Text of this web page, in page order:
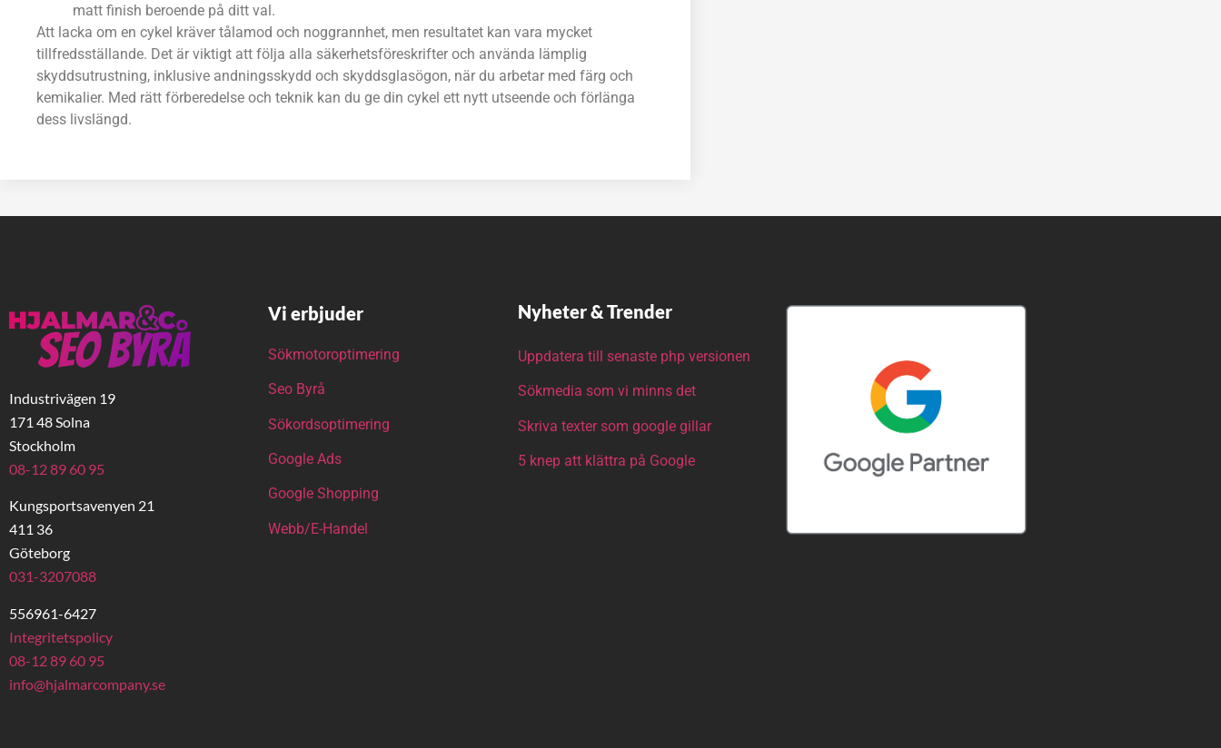
matt finish beroende på ditt val.
Att lacka om en cykel kräver tålamod och noggrannhet, men resultatet kan vara mycket
tillfredsställande. Det är viktigt att följa alla säkerhetsföreskrifter och använda lämplig
skyddsutrustning, inklusive andningsskydd och skyddsglasögon, när du arbetar med färg och
kemikalier. Med rätt förberedelse och teknik kan du ge din cykel ett nytt utseende och förlänga
dess livslängd.
Industrivägen 19
171 48 Solna
Stockholm
08-12 89 60 95
Kungsportsavenyen 21
411 36
Göteborg
031-3207088
556961-6427
Integritetspolicy
08-12 89 60 95
info@hjalmarcompany.se
Vi erbjuder
Sökmotoroptimering
Seo Byrå
Sökordsoptimering
Google Ads
Google Shopping
Webb/E-Handel
Nyheter & Trender
Uppdatera till senaste php versionen
Sökmedia som vi minns det
Skriva texter som google gillar
5 knep att klättra på Google